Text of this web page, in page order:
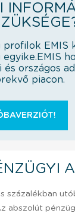
profilok EMIS
egyike.EMIS
és országos
piacon.
százalékban
abszolút